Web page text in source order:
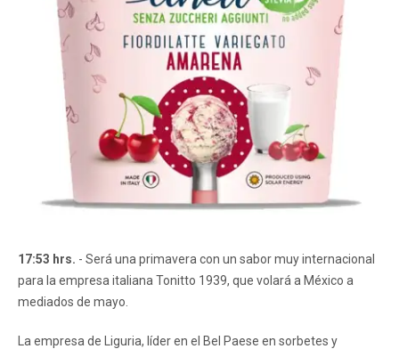
17:53 hrs. - Será una primavera con un sabor muy internacional
para la empresa italiana Tonitto 1939, que volará a México a
mediados de mayo.
La empresa de Liguria, líder en el Bel Paese en sorbetes y